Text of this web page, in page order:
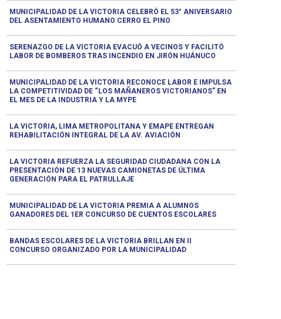
MUNICIPALIDAD DE LA VICTORIA CELEBRÓ EL 53° ANIVERSARIO
DEL ASENTAMIENTO HUMANO CERRO EL PINO
SERENAZGO DE LA VICTORIA EVACUÓ A VECINOS Y FACILITÓ
LABOR DE BOMBEROS TRAS INCENDIO EN JIRÓN HUÁNUCO
MUNICIPALIDAD DE LA VICTORIA RECONOCE LABOR E IMPULSA
LA COMPETITIVIDAD DE “LOS MAÑANEROS VICTORIANOS” EN
EL MES DE LA INDUSTRIA Y LA MYPE
LA VICTORIA, LIMA METROPOLITANA Y EMAPE ENTREGAN
REHABILITACIÓN INTEGRAL DE LA AV. AVIACIÓN
LA VICTORIA REFUERZA LA SEGURIDAD CIUDADANA CON LA
PRESENTACIÓN DE 13 NUEVAS CAMIONETAS DE ÚLTIMA
GENERACIÓN PARA EL PATRULLAJE
MUNICIPALIDAD DE LA VICTORIA PREMIA A ALUMNOS
GANADORES DEL 1ER CONCURSO DE CUENTOS ESCOLARES
BANDAS ESCOLARES DE LA VICTORIA BRILLAN EN II
CONCURSO ORGANIZADO POR LA MUNICIPALIDAD